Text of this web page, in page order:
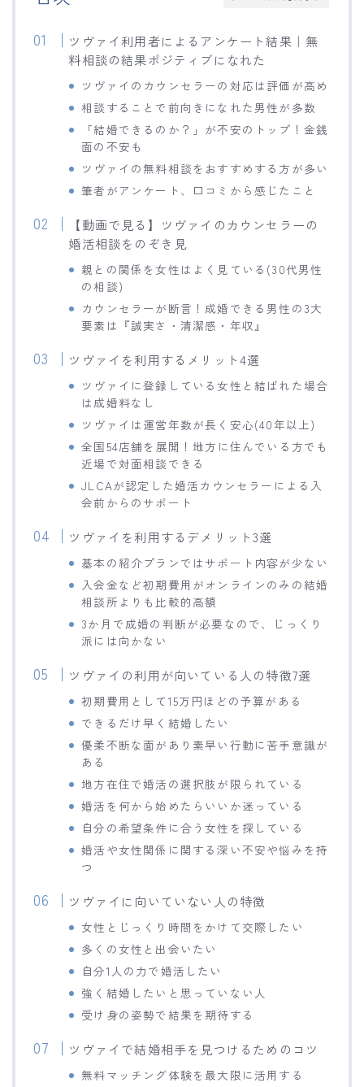
ツヴァイ利用者によるアンケート結果｜無
料相談の結果ポジティブになれた
ツヴァイのカウンセラーの対応は評価が高め
相談することで前向きになれた男性が多数
「結婚できるのか？」が不安のトップ！金銭
面の不安も
ツヴァイの無料相談をおすすめする方が多い
筆者がアンケート、口コミから感じたこと
【動画で見る】ツヴァイのカウンセラーの
婚活相談をのぞき見
親との関係を女性はよく見ている(30代男性
の相談)
カウンセラーが断言！成婚できる男性の3大
要素は『誠実さ・清潔感・年収』
ツヴァイを利用するメリット4選
ツヴァイに登録している女性と結ばれた場合
は成婚料なし
ツヴァイは運営年数が長く安心(40年以上)
全国54店舗を展開！地方に住んでいる方でも
近場で対面相談できる
JLCAが認定した婚活カウンセラーによる入
会前からのサポート
ツヴァイを利用するデメリット3選
基本の紹介プランではサポート内容が少ない
入会金など初期費用がオンラインのみの結婚
相談所よりも比較的高額
3か月で成婚の判断が必要なので、じっくり
派には向かない
ツヴァイの利用が向いている人の特徴7選
初期費用として15万円ほどの予算がある
できるだけ早く結婚したい
優柔不断な面があり素早い行動に苦手意識が
ある
地方在住で婚活の選択肢が限られている
婚活を何から始めたらいいか迷っている
自分の希望条件に合う女性を探している
婚活や女性関係に関する深い不安や悩みを持
つ
ツヴァイに向いていない人の特徴
女性とじっくり時間をかけて交際したい
多くの女性と出会いたい
自分1人の力で婚活したい
強く結婚したいと思っていない人
受け身の姿勢で結果を期待する
ツヴァイで結婚相手を見つけるためのコツ
無料マッチング体験を最大限に活用する